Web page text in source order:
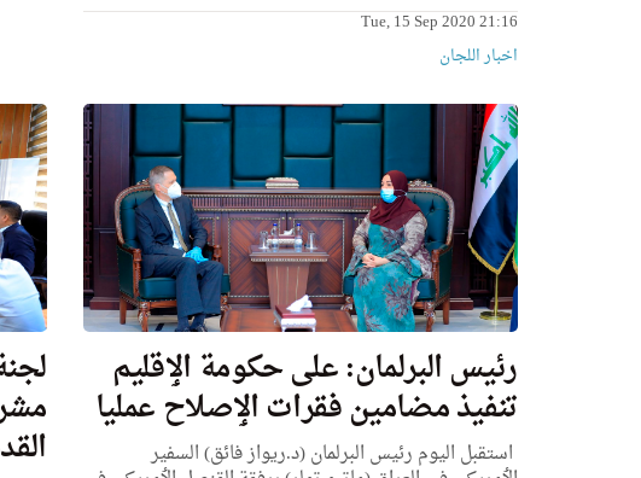
Tue, 15 Sep 2020 21:16
اخبار اللجان
رئيس البرلمان: علی حكومة الٳقليم
تنفيذ مضامين فقرات الٳصلاح عمليا
استقبل اليوم رئيس البرلمان (د.ريواز فائق) السفير